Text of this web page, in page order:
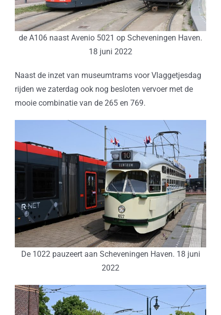
de A106 naast Avenio 5021 op Scheveningen Haven.
18 juni 2022
Naast de inzet van museumtrams voor Vlaggetjesdag
rijden we zaterdag ook nog besloten vervoer met de
mooie combinatie van de 265 en 769.
De 1022 pauzeert aan Scheveningen Haven. 18 juni
2022